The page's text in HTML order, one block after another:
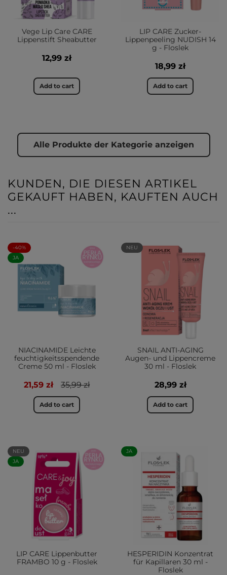
Vege Lip Care CARE
Lippenstift Sheabutter
12,99 zł
Add to cart
LIP CARE Zucker-
Lippenpeeling NUDISH 14
g - Floslek
18,99 zł
Add to cart
Alle Produkte der Kategorie anzeigen
KUNDEN, DIE DIESEN ARTIKEL
GEKAUFT HABEN, KAUFTEN AUCH
...
-40%
JA
NIACINAMIDE Leichte
feuchtigkeitsspendende
Creme 50 ml - Floslek
21,59 zł 35,99 zł
Add to cart
NEU
SNAIL ANTI-AGING
Augen- und Lippencreme
30 ml - Floslek
28,99 zł
Add to cart
NEU
JA
LIP CARE Lippenbutter
FRAMBO 10 g - Floslek
JA
HESPERIDIN Konzentrat
für Kapillaren 30 ml -
Floslek